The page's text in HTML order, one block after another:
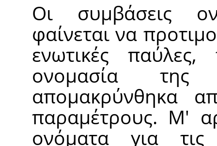
Οι συμβάσεις
φαίνεται να
ενωτικές
ονομασία της
απομακρύνθηκα
παραμέτρους. Μ'
ονόματα για